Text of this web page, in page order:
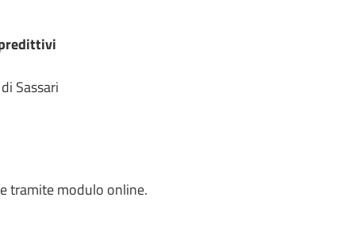
Sassari
tramite modulo online.